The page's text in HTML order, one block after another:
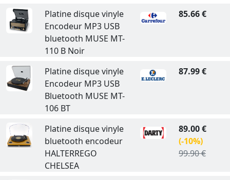
Platine disque vinyle
Encodeur MP3 USB
bluetooth MUSE MT-
110 B Noir
85.66 €
Platine disque vinyle
Encodeur MP3 USB
Bluetooth MUSE MT-
106 BT
87.99 €
Platine disque vinyle
bluetooth encodeur
HALTERREGO
CHELSEA
89.00 €
(-10%)
99.90 €